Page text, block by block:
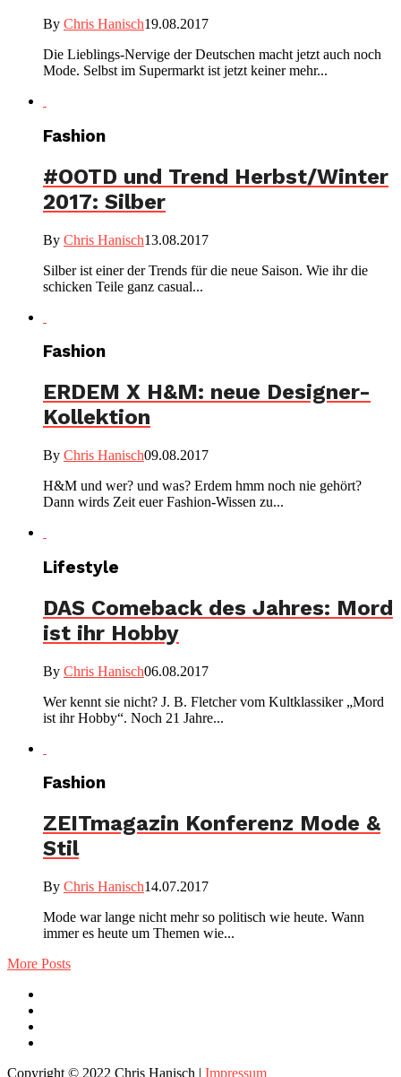
By Chris Hanisch19.08.2017
Die Lieblings-Nervige der Deutschen macht jetzt auch noch
Mode. Selbst im Supermarkt ist jetzt keiner mehr...
Fashion
#OOTD und Trend Herbst/Winter
2017: Silber
By Chris Hanisch13.08.2017
Silber ist einer der Trends für die neue Saison. Wie ihr die
schicken Teile ganz casual...
Fashion
ERDEM X H&M: neue Designer-
Kollektion
By Chris Hanisch09.08.2017
H&M und wer? und was? Erdem hmm noch nie gehört?
Dann wirds Zeit euer Fashion-Wissen zu...
Lifestyle
DAS Comeback des Jahres: Mord
ist ihr Hobby
By Chris Hanisch06.08.2017
Wer kennt sie nicht? J. B. Fletcher vom Kultklassiker „Mord
ist ihr Hobby“. Noch 21 Jahre...
Fashion
ZEITmagazin Konferenz Mode &
Stil
By Chris Hanisch14.07.2017
Mode war lange nicht mehr so politisch wie heute. Wann
immer es heute um Themen wie...
More Posts
Copyright © 2022 Chris Hanisch | Impressum